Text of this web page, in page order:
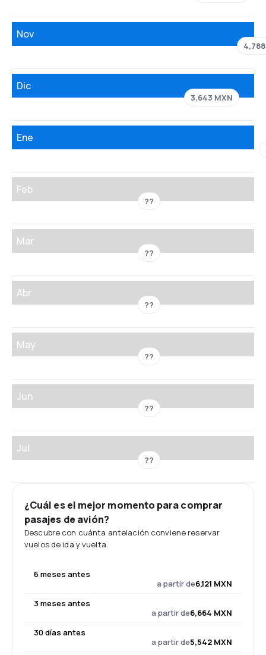
Nov
Dic
3,643 MXN
Ene
Feb
??
Mar
??
Abr
??
May
??
Jun
??
Jul
??
¿Cuál es el mejor momento para comprar
pasajes de avión?
Descubre con cuánta antelación conviene reservar
vuelos de ida y vuelta.
6 meses antes
a partir de6,121 MXN
3 meses antes
a partir de6,664 MXN
30 días antes
a partir de5,542 MXN